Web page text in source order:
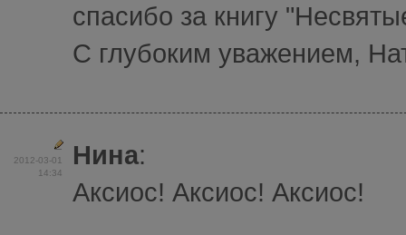
спасибо за книгу
С глубоким уважением,
2012-03-01
14:34
Нина:
Аксиос! Аксиос! Аксиос!